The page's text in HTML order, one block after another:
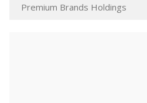
Premium Brands Holdings